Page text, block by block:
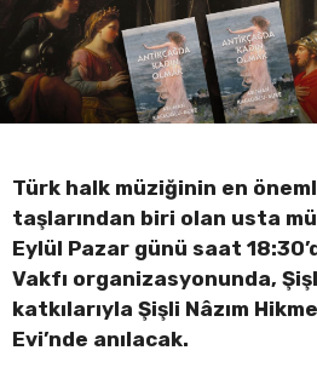
Türk halk müziğinin en
taşlarından biri olan usta
Eylül Pazar günü saat
Vakfı organizasyonunda,
katkılarıyla Şişli Nâzım
Evi’nde anılacak.